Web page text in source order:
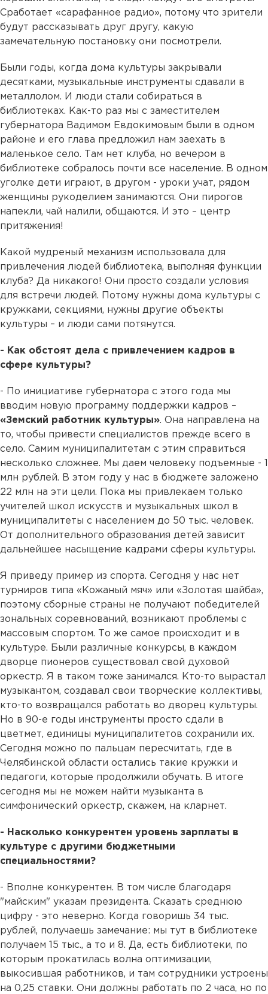
Сработает «сарафанное радио», потому что зрители
будут рассказывать друг другу, какую
замечательную постановку они посмотрели.
Были годы, когда дома культуры закрывали
десятками, музыкальные инструменты сдавали в
металлолом. И люди стали собираться в
библиотеках. Как-то раз мы с заместителем
губернатора Вадимом Евдокимовым были в одном
районе и его глава предложил нам заехать в
маленькое село. Там нет клуба, но вечером в
библиотеке собралось почти все население. В одном
уголке дети играют, в другом - уроки учат, рядом
женщины рукоделием занимаются. Они пирогов
напекли, чай налили, общаются. И это – центр
притяжения!
Какой мудреный механизм использовала для
привлечения людей библиотека, выполняя функции
клуба? Да никакого! Они просто создали условия
для встречи людей. Потому нужны дома культуры с
кружками, секциями, нужны другие объекты
культуры – и люди сами потянутся.
- Как обстоят дела с привлечением кадров в
сфере культуры?
- По инициативе губернатора с этого года мы
вводим новую программу поддержки кадров –
«Земский работник культуры». Она направлена на
то, чтобы привести специалистов прежде всего в
село. Самим муниципалитетам с этим справиться
несколько сложнее. Мы даем человеку подъемные - 1
млн рублей. В этом году у нас в бюджете заложено
22 млн на эти цели. Пока мы привлекаем только
учителей школ искусств и музыкальных школ в
муниципалитеты с населением до 50 тыс. человек.
От дополнительного образования детей зависит
дальнейшее насыщение кадрами сферы культуры.
Я приведу пример из спорта. Сегодня у нас нет
турниров типа «Кожаный мяч» или «Золотая шайба»,
поэтому сборные страны не получают победителей
зональных соревнований, возникают проблемы с
массовым спортом. То же самое происходит и в
культуре. Были различные конкурсы, в каждом
дворце пионеров существовал свой духовой
оркестр. Я в таком тоже занимался. Кто-то вырастал
музыкантом, создавал свои творческие коллективы,
кто-то возвращался работать во дворец культуры.
Но в 90-е годы инструменты просто сдали в
цветмет, единицы муниципалитетов сохранили их.
Сегодня можно по пальцам пересчитать, где в
Челябинской области остались такие кружки и
педагоги, которые продолжили обучать. В итоге
сегодня мы не можем найти музыканта в
симфонический оркестр, скажем, на кларнет.
- Насколько конкурентен уровень зарплаты в
культуре с другими бюджетными
специальностями?
- Вполне конкурентен. В том числе благодаря
"майским" указам президента. Сказать среднюю
цифру - это неверно. Когда говоришь 34 тыс.
рублей, получаешь замечание: мы тут в библиотеке
получаем 15 тыс., а то и 8. Да, есть библиотеки, по
которым прокатилась волна оптимизации,
выкосившая работников, и там сотрудники устроены
на 0,25 ставки. Они должны работать по 2 часа, но по